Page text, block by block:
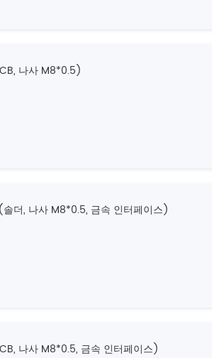
나사 M8*0.5)
더, 나사 M8*0.5, 금속 인터페이스)
나사 M8*0.5, 금속 인터페이스)